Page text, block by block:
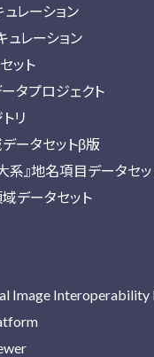
レーション
ュレーション
ット
タプロジェクト
リ
ータセットβ版
系』地名項目データセッ
データセット
Image Interoperability